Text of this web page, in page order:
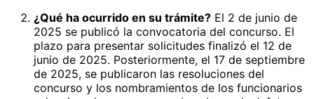
¿Qué ha ocurrido en su trámite? El 2 de junio de
2025 se publicó la convocatoria del concurso. El
plazo para presentar solicitudes finalizó el 12 de
junio de 2025. Posteriormente, el 17 de septiembre
de 2025, se publicaron las resoluciones del
concurso y los nombramientos de los funcionarios